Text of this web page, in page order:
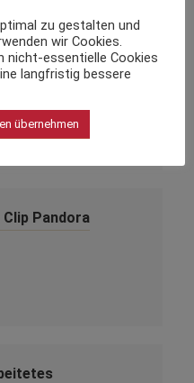
Herzen Charm-
Pandora
zu gestalten und
wir Cookies.
nicht-essentielle Cookies
langfristig bessere
übernehmen